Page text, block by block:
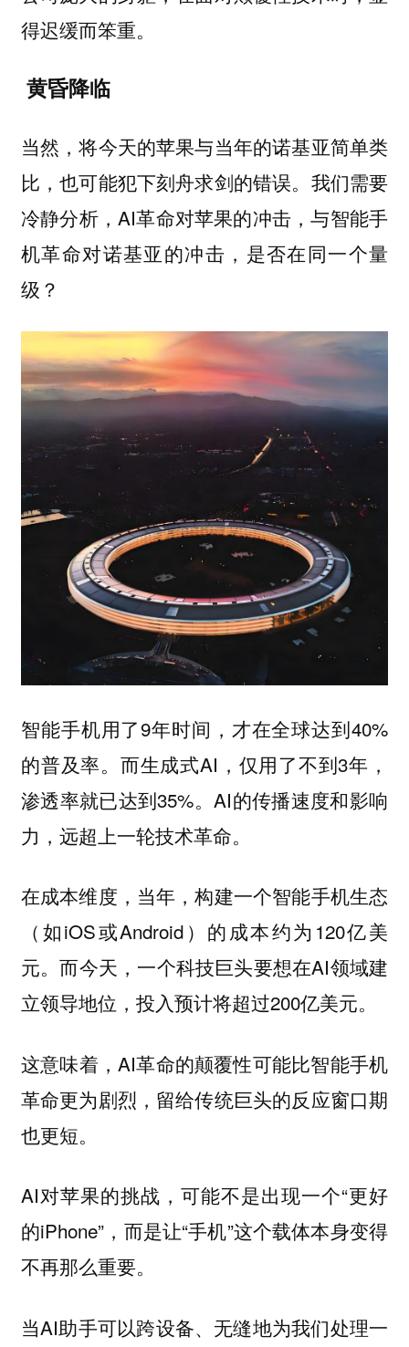
得迟缓而笨重。
黄昏降临
当然，将今天的苹果与当年的诺基亚简单类
比，也可能犯下刻舟求剑的错误。我们需要
冷静分析，AI革命对苹果的冲击，与智能手
机革命对诺基亚的冲击，是否在同一个量
级？
智能手机用了9年时间，才在全球达到40%
的普及率。而生成式AI，仅用了不到3年，
渗透率就已达到35%。AI的传播速度和影响
力，远超上一轮技术革命。
在成本维度，当年，构建一个智能手机生态
（如iOS或Android）的成本约为120亿美
元。而今天，一个科技巨头要想在AI领域建
立领导地位，投入预计将超过200亿美元。
这意味着，AI革命的颠覆性可能比智能手机
革命更为剧烈，留给传统巨头的反应窗口期
也更短。
AI对苹果的挑战，可能不是出现一个“更好
的iPhone”，而是让“手机”这个载体本身变得
不再那么重要。
当AI助手可以跨设备、无缝地为我们处理一